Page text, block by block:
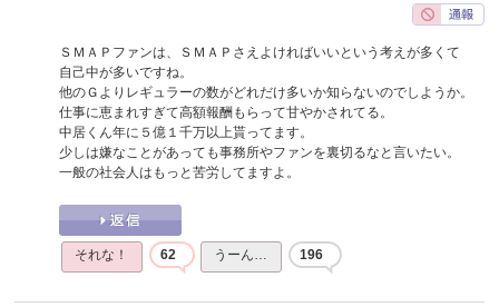
ＳＭＡＰファンは、ＳＭＡＰさえよければいいという考えが多くて
自己中が多いですね。
他のＧよりレギュラーの数がどれだけ多いか知らないのでしようか。
仕事に恵まれすぎて高額報酬もらって甘やかされてる。
中居くん年に５億１千万以上貰ってます。
少しは嫌なことがあっても事務所やファンを裏切るなと言いたい。
一般の社会人はもっと苦労してますよ。
それな！ 62 うーん… 196